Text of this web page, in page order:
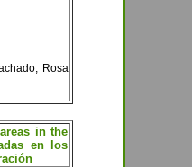
Rosa
in the
en los